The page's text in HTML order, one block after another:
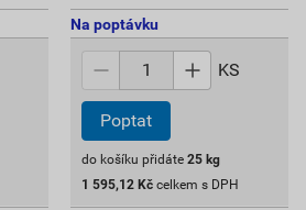
Na poptávku
KS
Poptat
do košíku přidáte 25 kg
1 595,12 Kč celkem s DPH